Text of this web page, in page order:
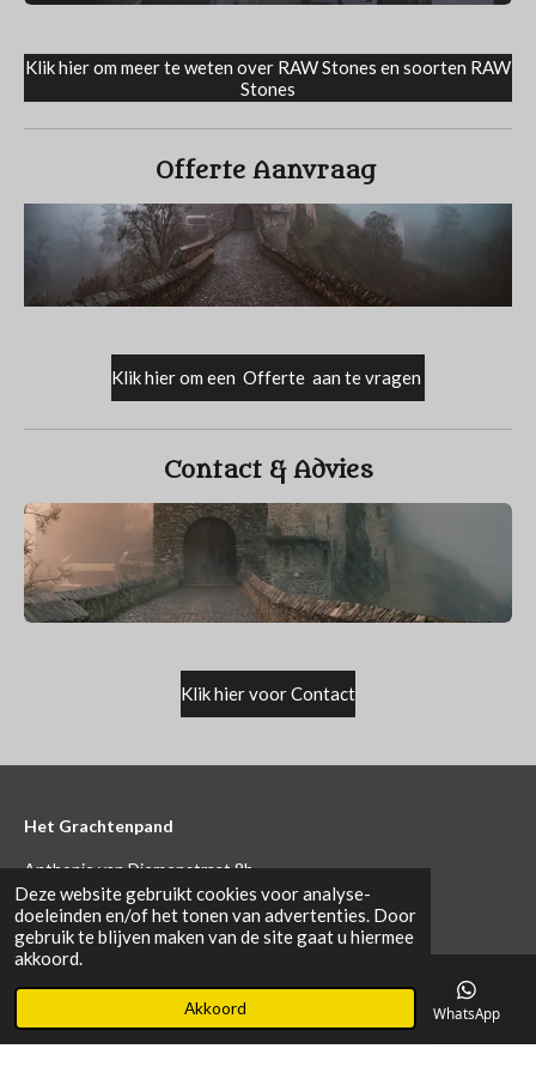
Deze website gebruikt cookies voor analyse-
doeleinden en/of het tonen van advertenties. Door
gebruik te blijven maken van de site gaat u hiermee
akkoord.
Akkoord
Klik hier om meer te weten over RAW Stones en soorten RAW
Stones
Offerte Aanvraag
Klik hier om een Offerte aan te vragen
Contact & Advies
Klik hier voor Contact
Het Grachtenpand
Anthonie van Diemenstraat 8b
4104 AE Culemborg
Tel : 0655748123
info@oldstones.nl
Algemene voorwaarden Raw Stones
Telefoonnummer WhatsApp